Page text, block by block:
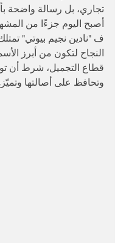
تجاري، بل رسالة واضحة
أصبح اليوم جزءًا من
ف "نادين نجيم بيوتي"
النجاح لتكون من أبرز
قطاع التجميل، شرط أن
وتحافظ على أصالتها